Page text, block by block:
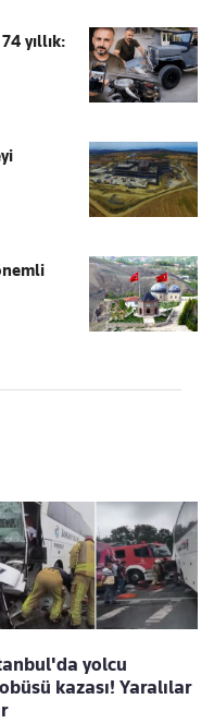
yıllık:
yolcu
kazası! Yaralılar